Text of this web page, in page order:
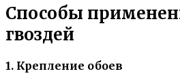
Способы
гвоздей
1. Крепление обоев